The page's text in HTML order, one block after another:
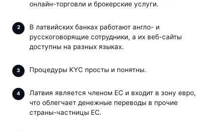
онлайн-торговли и брокерские услуги.
В латвийских банках работают англо- и
русскоговорящие сотрудники, а их веб-сайты
доступны на разных языках.
Процедуры KYC просты и понятны.
Латвия является членом ЕС и входит в зону евро,
что облегчает денежные переводы в прочие
страны-частницы ЕС.